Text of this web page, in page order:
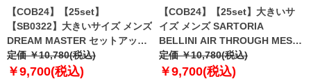
【COB24】【25set】
【SB0322】大きいサイズ メンズ
DREAM MASTER セットアップ
トロピカル 2WAYストレッチ パ
ンツ dm2423ps-se
定価 ￥10,780(税込)
￥9,700(税込)
【COB24】【25set】大きいサ
イズ メンズ SARTORIA
BELLINI AIR THROUGH MESH
セットアップ ストレッチ パンツ
軽量 防シワ 高通気 ty-bre-pt-l
定価 ￥10,780(税込)
￥9,700(税込)